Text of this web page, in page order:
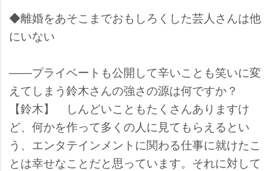
◆離婚をあそこまでおもしろくした芸人さんは他
にいない
――プライベートも公開して辛いことも笑いに変
えてしまう鈴木さんの強さの源は何ですか？
【鈴木】 しんどいこともたくさんありますけ
ど、何かを作って多くの人に見てもらえるとい
う、エンタテインメントに関わる仕事に就けたこ
とは幸せなことだと思っています。それに対して